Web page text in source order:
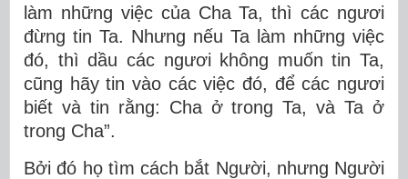
làm những việc của Cha Ta, thì các ngươi
đừng tin Ta. Nhưng nếu Ta làm những việc
đó, thì dầu các ngươi không muốn tin Ta,
cũng hãy tin vào các việc đó, để các ngươi
biết và tin rằng: Cha ở trong Ta, và Ta ở
trong Cha”.
Bởi đó họ tìm cách bắt Người, nhưng Người